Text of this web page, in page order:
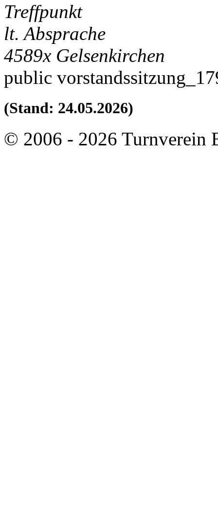
Treffpunkt
lt. Absprache
4589x Gelsenkirchen
public
(Stand: 24.05.2026)
© 2006 - 2026 Turnverein